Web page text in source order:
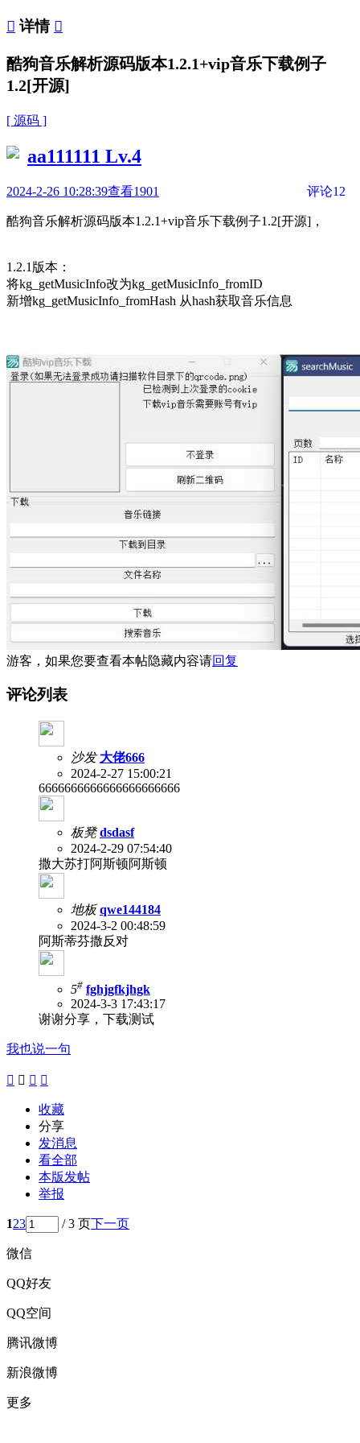
 详情 
酷狗音乐解析源码版本1.2.1+vip音乐下载例子
1.2[开源]
[ 源码 ]
aa111111 Lv.4
2024-2-26 10:28:39查看1901 评论12
酷狗音乐解析源码版本1.2.1+vip音乐下载例子1.2[开源]，
1.2.1版本：
将kg_getMusicInfo改为kg_getMusicInfo_fromID
新增kg_getMusicInfo_fromHash 从hash获取音乐信息
游客，如果您要查看本帖隐藏内容请回复
评论列表
沙发 大佬666
2024-2-27 15:00:21
6666666666666666666666
板凳 dsdasf
2024-2-29 07:54:40
撒大苏打阿斯顿阿斯顿
地板 qwe144184
2024-3-2 00:48:59
阿斯蒂芬撒反对
5# fghjgfkjhgk
2024-3-3 17:43:17
谢谢分享，下载测试
我也说一句
   
收藏
分享
发消息
看全部
本版发帖
举报
123 / 3 页下一页
微信
QQ好友
QQ空间
腾讯微博
新浪微博
更多